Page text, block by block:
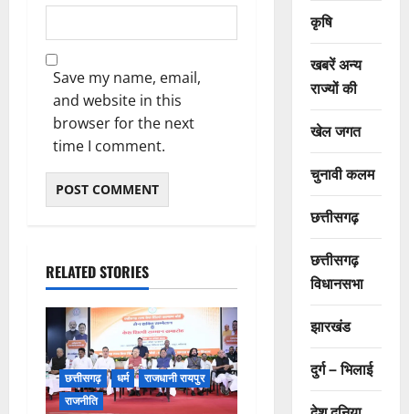
Save my name, email,
and website in this
browser for the next
time I comment.
RELATED STORIES
छत्तीसगढ़ धर्म
राजधानी रायपुर
राजनीति
कृषि
खबरें अन्य
राज्यों की
खेल जगत
चुनावी कलम
छत्तीसगढ़
छत्तीसगढ़
विधानसभा
झारखंड
दुर्ग – भिलाई